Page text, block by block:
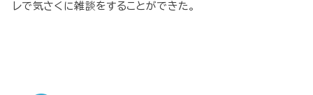
レで気さくに雑談をすることができた。